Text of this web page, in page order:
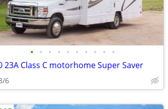
• • • • • • • • • •
23A Class C motorhome Super Saver
6